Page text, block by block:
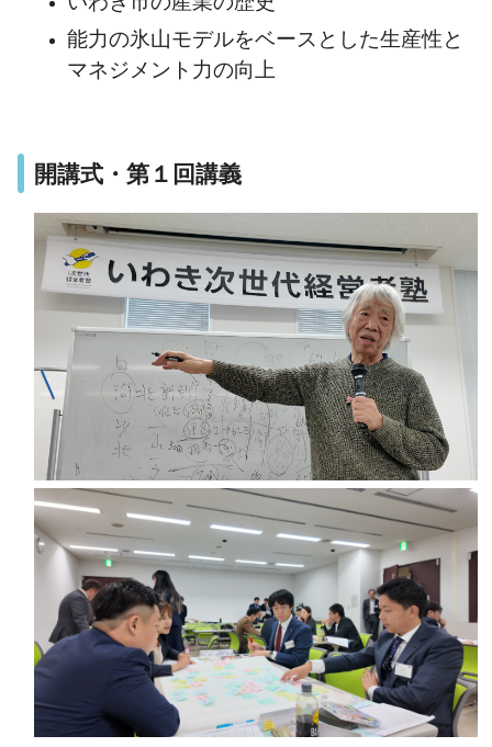
能力の氷山モデルをベースとした生産性と
マネジメント力の向上
開講式・第１回講義